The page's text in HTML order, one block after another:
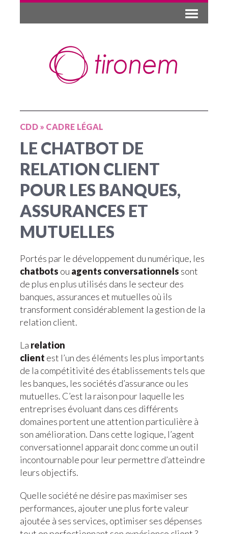
CDD » CADRE LÉGAL
LE CHATBOT DE
RELATION CLIENT
POUR LES BANQUES,
ASSURANCES ET
MUTUELLES
Portés par le développement du numérique, les
chatbots ou agents conversationnels sont
de plus en plus utilisés dans le secteur des
banques, assurances et mutuelles où ils
transforment considérablement la gestion de la
relation client.
La relation
client est l’un des éléments les plus importants
de la compétitivité des établissements tels que
les banques, les sociétés d’assurance ou les
mutuelles. C’est la raison pour laquelle les
entreprises évoluant dans ces différents
domaines portent une attention particulière à
son amélioration. Dans cette logique, l’agent
conversationnel apparait donc comme un outil
incontournable pour leur permettre d’atteindre
leurs objectifs.
Quelle société ne désire pas maximiser ses
performances, ajouter une plus forte valeur
ajoutée à ses services, optimiser ses dépenses